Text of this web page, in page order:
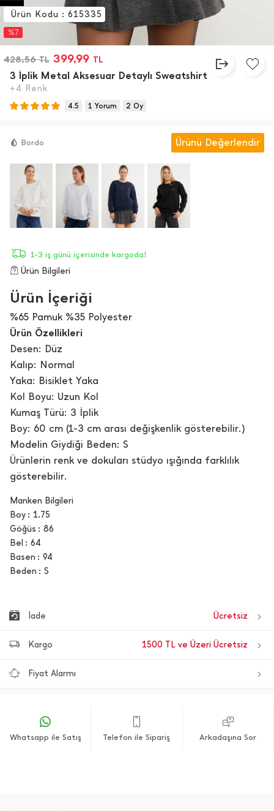
428,56TL 399,99 TL
%7
3 İ̇plik Metal Aksesuar Detaylı Sweatshirt
+4 Renk
Ürün Kodu : 615335
4.5 1 Yorum 2 Oy
Bordo Ürünü Değerlendir
1-3 iş günü içerisinde kargoda!
Ürün Bilgileri
Ürün İçeriği
%65 Pamuk %35 Polyester
Ürün Özellikleri
Desen: Düz
Kalıp: Normal
Yaka: Bisiklet Yaka
Kol Boyu: Uzun Kol
Kumaş Türü: 3 İplik
Boy: 60 cm (1-3 cm arası değişkenlik gösterebilir.)
Modelin Giydiği Beden: S
Ürünlerin renk ve dokuları stüdyo ışığında farklılık
gösterebilir.
Manken Bilgileri
Boy
1.75
Göğüs
86
Bel
64
Basen
94
Beden
S
İade Ücretsiz
Kargo 1500 TL ve Üzeri Ücretsiz
Fiyat Alarmı
Whatsapp ile Satış Telefon ile Sipariş Arkadaşına Sor